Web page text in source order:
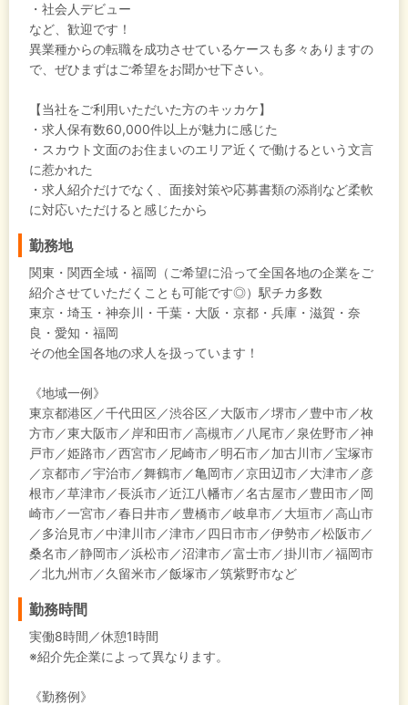
・社会人デビュー
など、歓迎です！
異業種からの転職を成功させているケースも多々ありますの
で、ぜひまずはご希望をお聞かせ下さい。
【当社をご利用いただいた方のキッカケ】
・求人保有数60,000件以上が魅力に感じた
・スカウト文面のお住まいのエリア近くで働けるという文言
に惹かれた
・求人紹介だけでなく、面接対策や応募書類の添削など柔軟
に対応いただけると感じたから
勤務地
関東・関西全域・福岡（ご希望に沿って全国各地の企業をご
紹介させていただくことも可能です◎）駅チカ多数
東京・埼玉・神奈川・千葉・大阪・京都・兵庫・滋賀・奈
良・愛知・福岡
その他全国各地の求人を扱っています！
《地域一例》
東京都港区／千代田区／渋谷区／大阪市／堺市／豊中市／枚
方市／東大阪市／岸和田市／高槻市／八尾市／泉佐野市／神
戸市／姫路市／西宮市／尼崎市／明石市／加古川市／宝塚市
／京都市／宇治市／舞鶴市／亀岡市／京田辺市／大津市／彦
根市／草津市／長浜市／近江八幡市／名古屋市／豊田市／岡
崎市／一宮市／春日井市／豊橋市／岐阜市／大垣市／高山市
／多治見市／中津川市／津市／四日市市／伊勢市／松阪市／
桑名市／静岡市／浜松市／沼津市／富士市／掛川市／福岡市
／北九州市／久留米市／飯塚市／筑紫野市など
勤務時間
実働8時間／休憩1時間
※紹介先企業によって異なります。
《勤務例》